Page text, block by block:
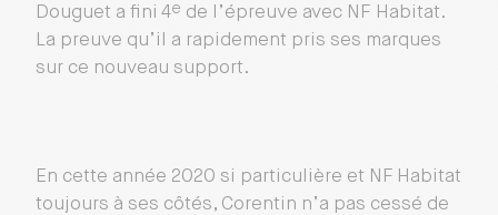
Douguet a fini 4e de l’épreuve avec NF Habitat.
La preuve qu’il a rapidement pris ses marques
sur ce nouveau support.
En cette année 2020 si particulière et NF Habitat
toujours à ses côtés, Corentin n’a pas cessé de